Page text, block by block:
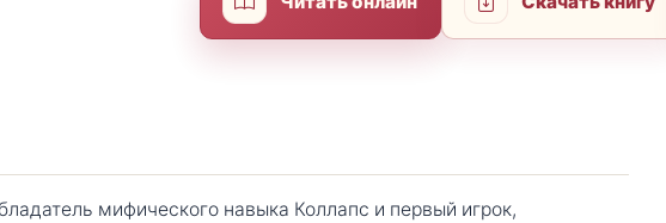
мифического навыка Коллапс и первый игрок,